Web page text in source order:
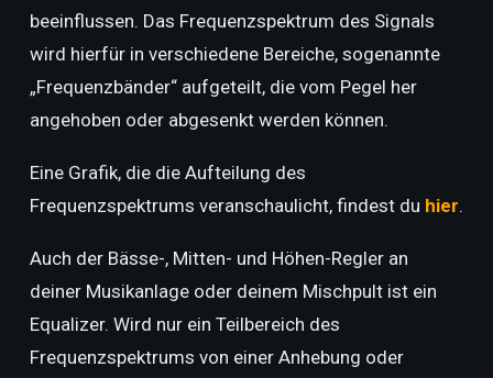
beeinflussen. Das Frequenzspektrum des Signals
wird hierfür in verschiedene Bereiche, sogenannte
„Frequenzbänder“ aufgeteilt, die vom Pegel her
angehoben oder abgesenkt werden können.
Eine Grafik, die die Aufteilung des
Frequenzspektrums veranschaulicht, findest du hier.
Auch der Bässe-, Mitten- und Höhen-Regler an
deiner Musikanlage oder deinem Mischpult ist ein
Equalizer. Wird nur ein Teilbereich des
Frequenzspektrums von einer Anhebung oder